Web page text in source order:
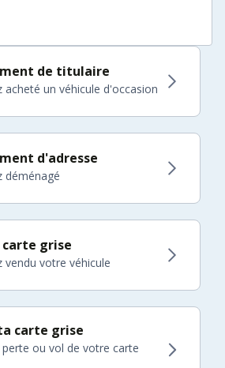
de titulaire
acheté un véhicule d'occasion
d'adresse
déménagé
carte grise
vendu votre véhicule
carte grise
perte ou vol de votre carte